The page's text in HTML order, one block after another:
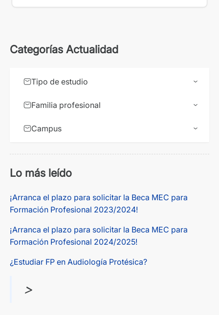
>
Categorías Actualidad
Tipo de estudio
Familia profesional
Campus
Lo más leído
¡Arranca el plazo para solicitar la Beca MEC para
Formación Profesional 2023/2024!
¡Arranca el plazo para solicitar la Beca MEC para
Formación Profesional 2024/2025!
¿Estudiar FP en Audiología Protésica?